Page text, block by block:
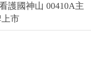
護國神山 00410A主
市